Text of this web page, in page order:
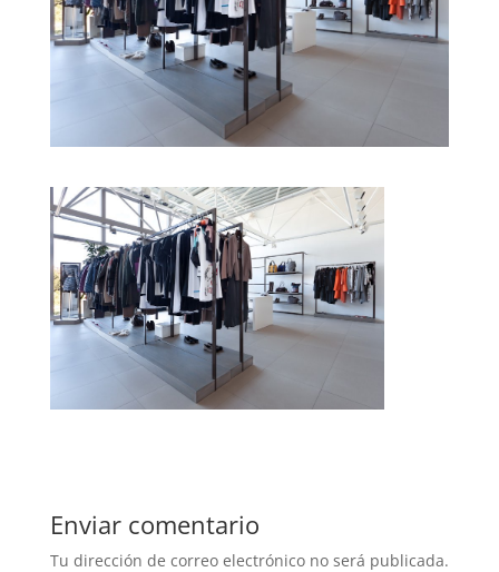
Enviar comentario
Tu dirección de correo electrónico no será publicada.